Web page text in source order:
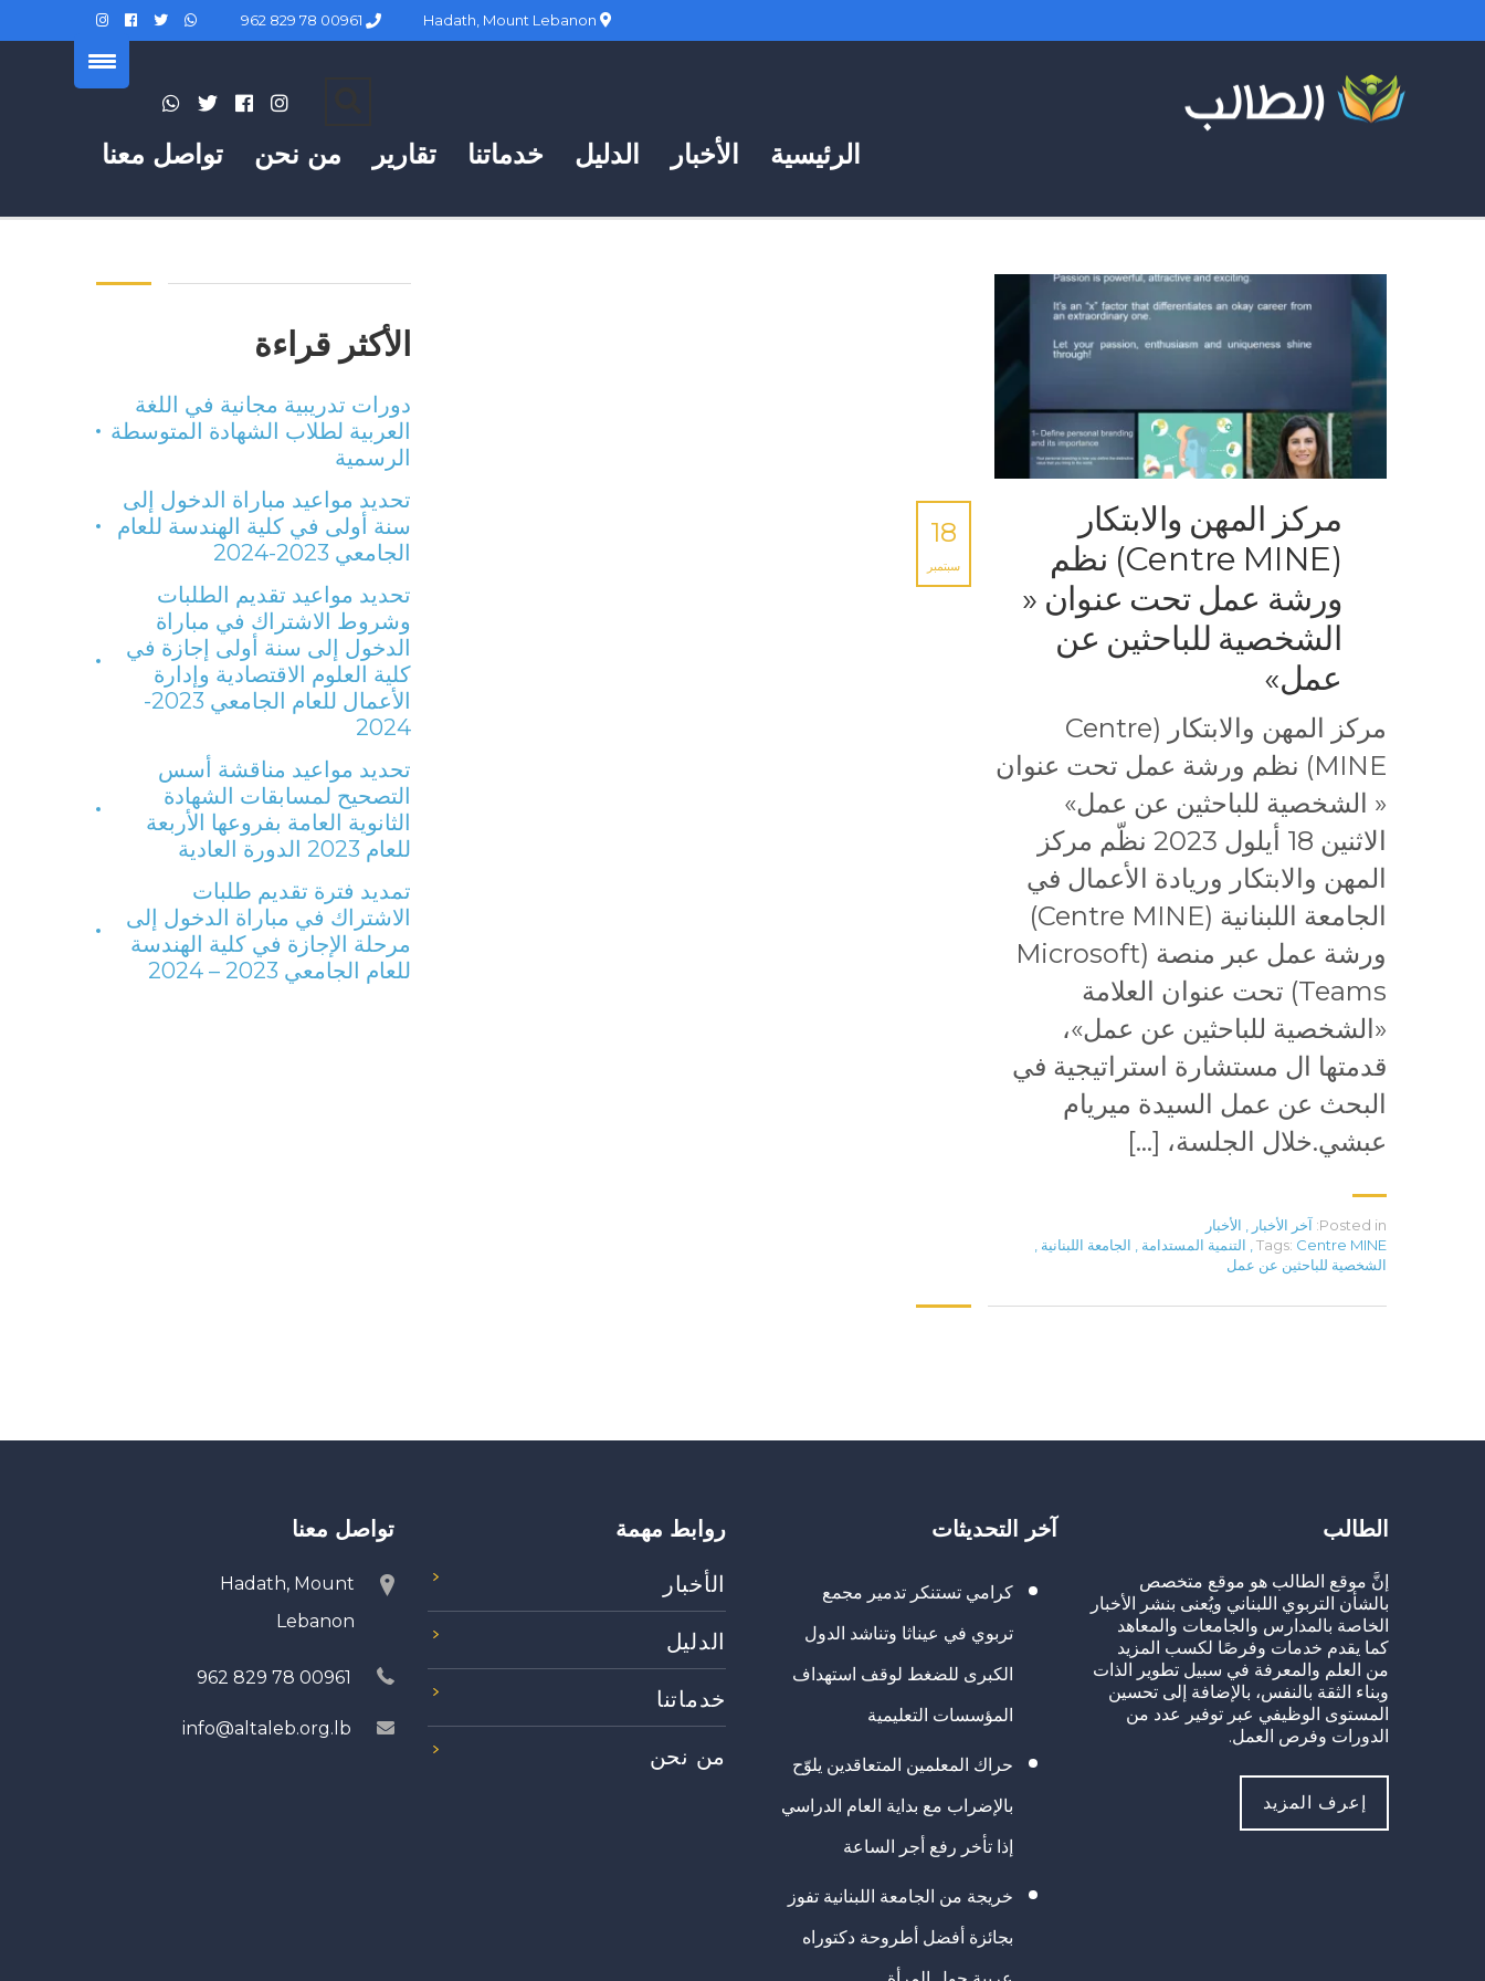
تواصل معنا من نحن تقارير خدماتنا الدليل الأخبار الرئيسية
مركز المهن والابتكار
(Centre MINE) نظم
ورشة عمل تحت عنوان «
الشخصية للباحثين عن
عمل»
18
سبتمبر
مركز المهن والابتكار (Centre
MINE) نظم ورشة عمل تحت عنوان
« الشخصية للباحثين عن عمل»
الاثنين 18 أيلول 2023 نظّم مركز
المهن والابتكار وريادة الأعمال في
الجامعة اللبنانية (Centre MINE)
ورشة عمل عبر منصة (Microsoft
Teams) تحت عنوان العلامة
«الشخصية للباحثين عن عمل»،
قدمتها ال مستشارة استراتيجية في
البحث عن عمل السيدة ميريام
عبشي.خلال الجلسة، […]
Posted in: آخر الأخبار
الأخبار
Tags: Centre MINE التنمية المستدامة الجامعة اللبنانية
الشخصية للباحثين عن عمل
الأكثر قراءة
دورات تدريبية مجانية في اللغة
العربية لطلاب الشهادة المتوسطة
الرسمية
تحديد مواعيد مباراة الدخول إلى
سنة أولى في كلية الهندسة للعام
الجامعي 2023-2024
تحديد مواعيد تقديم الطلبات
وشروط الاشتراك في مباراة
الدخول إلى سنة أولى إجازة في
كلية العلوم الاقتصادية وإدارة
الأعمال للعام الجامعي 2023-
2024
تحديد مواعيد مناقشة أسس
التصحيح لمسابقات الشهادة
الثانوية العامة بفروعها الأربعة
للعام 2023 الدورة العادية
تمديد فترة تقديم طلبات
الاشتراك في مباراة الدخول إلى
مرحلة الإجازة في كلية الهندسة
للعام الجامعي 2023 – 2024
الطالب
إنَّ موقع الطالب هو موقع متخصص
بالشأن التربوي اللبناني ويُعنى بنشر الأخبار
الخاصة بالمدارس والجامعات والمعاهد
كما يقدم خدمات وفرصًا لكسب المزيد
من العلم والمعرفة في سبيل تطوير الذات
وبناء الثقة بالنفس، بالإضافة إلى تحسين
المستوى الوظيفي عبر توفير عدد من
الدورات وفرص العمل.
إعرف المزيد
آخر التحديثات
كرامي تستنكر تدمير مجمع
تربوي في عيناثا وتناشد الدول
الكبرى للضغط لوقف استهداف
المؤسسات التعليمية
حراك المعلمين المتعاقدين يلوّح
بالإضراب مع بداية العام الدراسي
إذا تأخر رفع أجر الساعة
خريجة من الجامعة اللبنانية تفوز
بجائزة أفضل أطروحة دكتوراه
روابط مهمة
الأخبار
الدليل
خدماتنا
من نحن
تواصل معنا
Hadath, Mount
Lebanon
00961 78 829 962
info@altaleb.org.lb